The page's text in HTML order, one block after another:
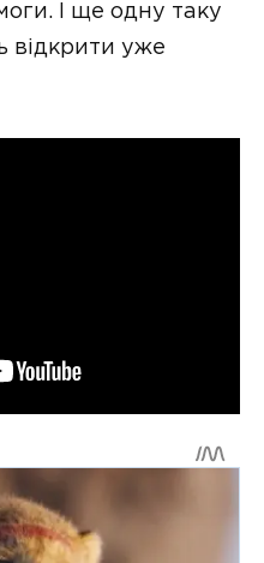
І ще одну таку
відкрити уже